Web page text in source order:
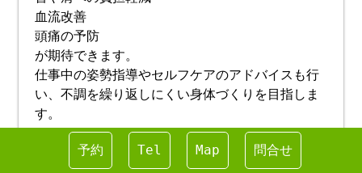
血流改善
頭痛の予防
が期待できます。
仕事中の姿勢指導やセルフケアのアドバイスも行
い、不調を繰り返しにくい身体づくりを目指しま
す。
鍼灸で自律神経と筋肉の緊張に
予約 Tel Map 問合せ